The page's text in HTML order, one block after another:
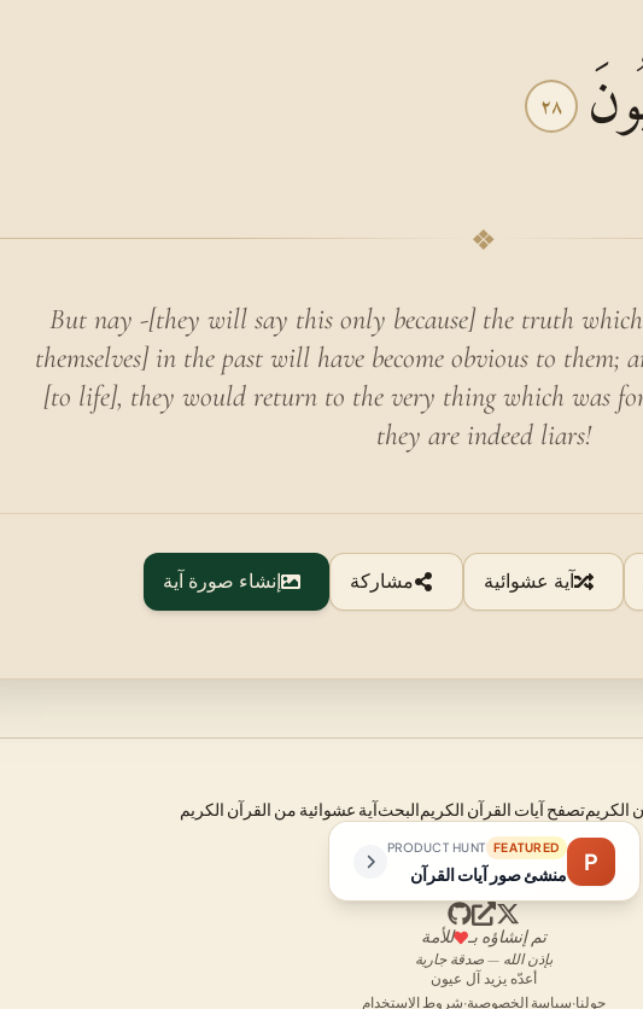
٢٨
❖
But nay -[they will say this only because] the truth
themselves] in the past will have become obvious to them;
[to life], they would return to the very thing which was
they are indeed liars!
آية عشوائية مشاركة إنشاء صورة آية
الكريمتصفح آيات القرآن الكريمالبحثآية عشوائية من القرآن الكريم
P
FEATURED
PRODUCT HUNT
منشئ صور آيات القرآن
تم إنشاؤه بـ للأمة
بإذن الله — صدقة جارية
أعدّه يزيد آل عيون
حولنا·سياسة الخصوصية·شروط الاستخدام